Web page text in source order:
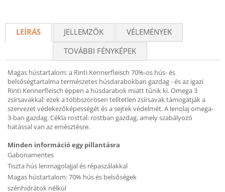
LEÍRÁS JELLEMZŐK
VÉLEMÉNYEK
TOVÁBBI FÉNYKÉPEK
Magas hústartalom: a Rinti Kennerfleisch 70%-os hús- és
belsőségtartalma természetes húsdarabokban gazdag - és az igazi
Rinti Kennerfleisch éppen a húsdarabok miatt tűnik ki. Omega 3
zsírsavakkal: ezek a többszörösen telítetlen zsírsavak támogatják a
szervezet védekezőképességét és a sejtek védelmét. A lenolaj omega-
3-ban gazdag. Cékla rosttal: rostban gazdag, amely szabályozó
hatással van az emésztésre.
Minden információ egy pillantásra
Gabonamentes
Tiszta hús lenmagolajjal és répaszálakkal
Magas hústartalom: 70% hús és belsőségek
szénhidrátok nélkül